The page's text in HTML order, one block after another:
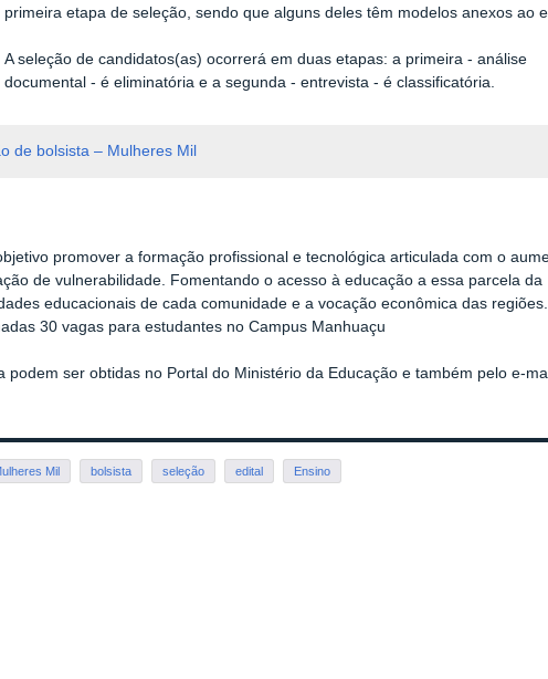
primeira etapa de seleção, sendo que alguns deles têm modelos anexos ao
A seleção de candidatos(as) ocorrerá em duas etapas: a primeira - análise
documental - é eliminatória e a segunda - entrevista - é classificatória.
de bolsista – Mulheres Mil
promover a formação profissional e tecnológica articulada com o
de vulnerabilidade. Fomentando o acesso à educação a essa parcela da
educacionais de cada comunidade e a vocação econômica das
30 vagas para estudantes no Campus Manhuaçu
ser obtidas no Portal do Ministério da Educação e também pelo e-
Mil bolsista seleção edital Ensino